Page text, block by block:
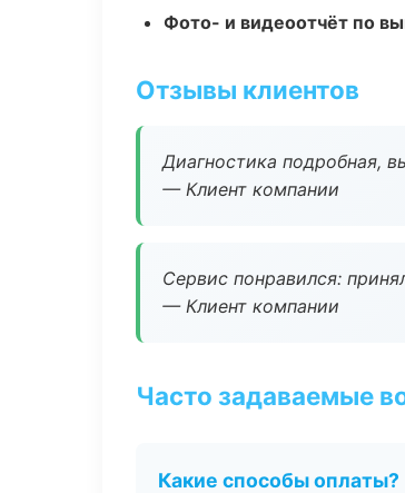
Фото- и видеоотчёт по
Отзывы клиентов
Диагностика подробная,
— Клиент компании
Сервис понравился:
— Клиент компании
Часто задаваемые
Какие способы оплаты?